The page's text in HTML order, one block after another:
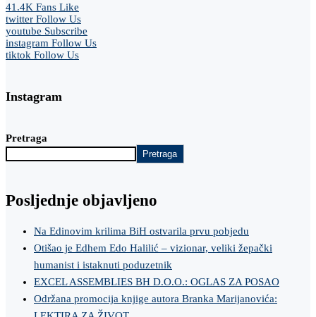
41.4K Fans Like
twitter Follow Us
youtube Subscribe
instagram Follow Us
tiktok Follow Us
Instagram
Pretraga
Pretraga
Posljednje objavljeno
Na Edinovim krilima BiH ostvarila prvu pobjedu
Otišao je Edhem Edo Halilić – vizionar, veliki žepački
humanist i istaknuti poduzetnik
EXCEL ASSEMBLIES BH D.O.O.: OGLAS ZA POSAO
Održana promocija knjige autora Branka Marijanovića: